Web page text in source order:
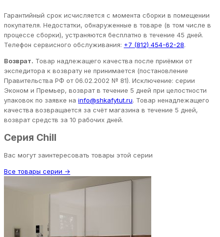
Гарантийный срок исчисляется с момента сборки в помещении
покупателя. Недостатки, обнаруженные в товаре (в том числе в
процессе сборки), устраняются бесплатно в течение 45 дней.
Телефон сервисного обслуживания: +7 (812) 454-62-28.
Возврат. Товар надлежащего качества после приёмки от
экспедитора к возврату не принимается (постановление
Правительства РФ от 06.02.2002 № 81). Исключение: серии
Эконом и Премьер, возврат в течение 5 дней при целостности
упаковок по заявке на info@shkafytut.ru. Товар ненадлежащего
качества возвращается за счёт магазина в течение 5 дней,
возврат средств за 10 рабочих дней.
Серия Chill
Вас могут заинтересовать товары этой серии
Все товары серии →